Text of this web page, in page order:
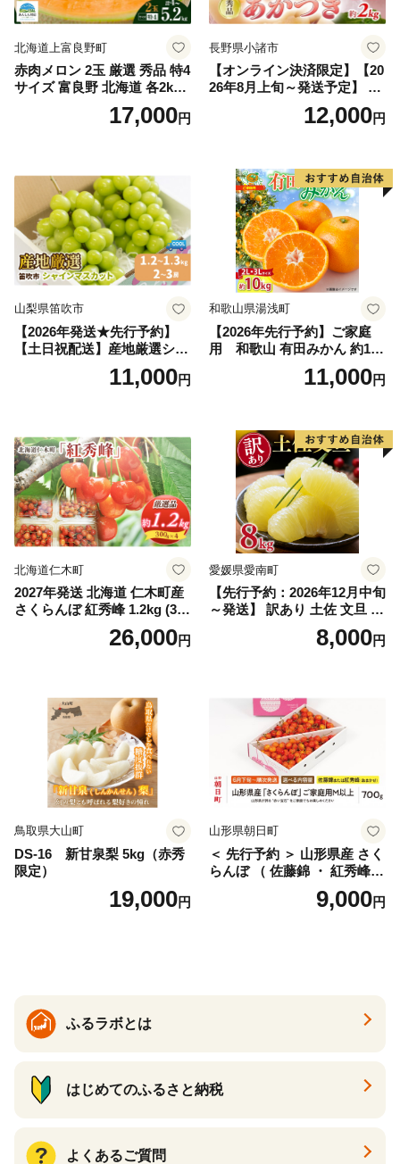
北海道上富良野町
赤肉メロン 2玉 厳選 秀品 特4
サイズ 富良野 北海道 各2kg
～2.6kg 2玉 セット ファーム
富良野 メロン めろん 果物 く
17,000円
長野県小諸市
【オンライン決済限定】【20
26年8月上旬～発送予定】 先
行予約 「浅間水蜜桃プレミ
アム」 もも あかつき 秀品 約
果肉 長野県産 小諸市
12,000円
山梨県笛吹市
【2026年発送★先行予約】
【土日祝配送】産地厳選シャ
インマスカット1.2kg～1.3kg
（2房～3房）※沖縄・離島配
笛吹市 山梨県 フルーツ 果物
ぶどう 葡萄 大粒 シャインマ
スカット おすすめ シャイン
マスカット 贈答 ギフト 産地
笛吹市 シャインマスカット
笛吹 葡萄 国産 ぶどう 人気
国産 1.2kg 先行｜
11,000円
和歌山県湯浅町
【2026年先行予約】ご家庭
用 和歌山 有田みかん 約10k
g (2L、3Lサイズ)【湯浅町】
11,000円
北海道仁木町
2027年発送 北海道 仁木町産
さくらんぼ 紅秀峰 1.2kg (300
g×4パック) Lサイズ以上 旬
桜桃 産地直送 サクランボ チ
26,000円
愛媛県愛南町
【先行予約：2026年12月中旬
～発送】 訳あり 土佐 文旦 8k
g (Mサイズ以上サイズミック
ス) 8000円 わけあり ぶんた
産 農家直送 期間限定 特産品
サイズミックス くらもとフ
ァーム 愛南町 愛媛県
8,000円
鳥取県大山町
DS-16 新甘泉梨 5kg（赤秀
限定）
19,000円
山形県朝日町
＜ 先行予約 ＞ 山形県産 さく
らんぼ （ 佐藤錦 ・ 紅秀峰
） ご家庭用 M以上 700g 【20
26年6月下旬から7月上旬発
9,000円
ふるラボとは
はじめてのふるさと納税
よくあるご質問